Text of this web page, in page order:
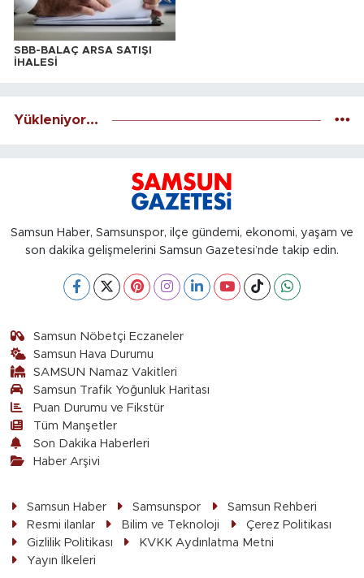
SBB-BALAÇ ARSA SATIŞI
İHALESİ
Yükleniyor...
Samsun Haber, Samsunspor, ilçe gündemi, ekonomi, yaşam ve
son dakika gelişmelerini Samsun Gazetesi’nde takip edin.
Samsun Nöbetçi Eczaneler
Samsun Hava Durumu
SAMSUN Namaz Vakitleri
Samsun Trafik Yoğunluk Haritası
Puan Durumu ve Fikstür
Tüm Manşetler
Son Dakika Haberleri
Haber Arşivi
Samsun Haber Samsunspor
Samsun Rehberi
Resmi ilanlar
Bilim ve Teknoloji
Çerez Politikası
Gizlilik Politikası
KVKK Aydınlatma Metni
Yayın İlkeleri